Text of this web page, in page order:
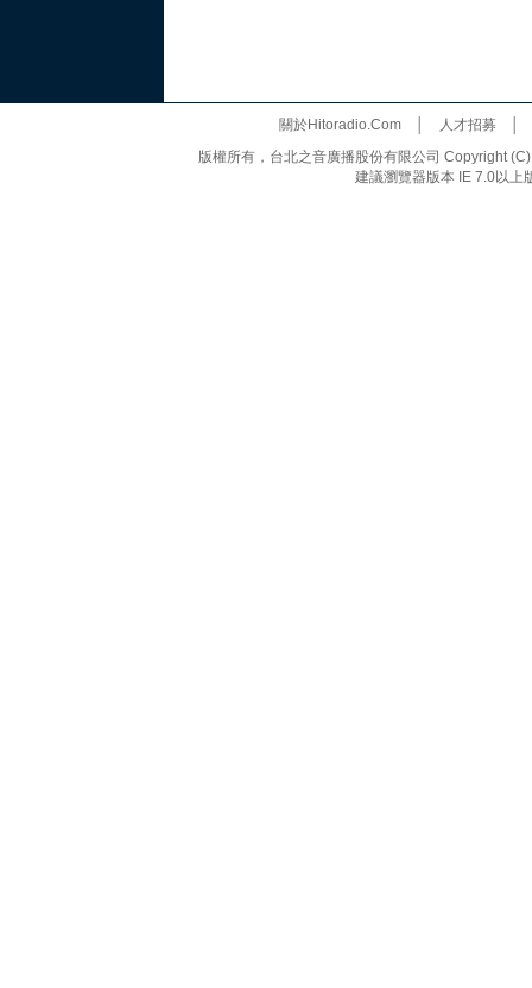
關於Hitoradio.Com│ 人才招募
版權所有，台北之音廣播股份有限公司 Copyright
建議瀏覽器版本 IE 7.0以上